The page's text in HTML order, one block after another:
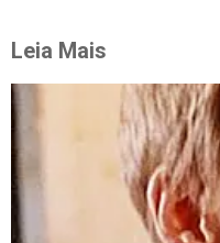
Leia Mais